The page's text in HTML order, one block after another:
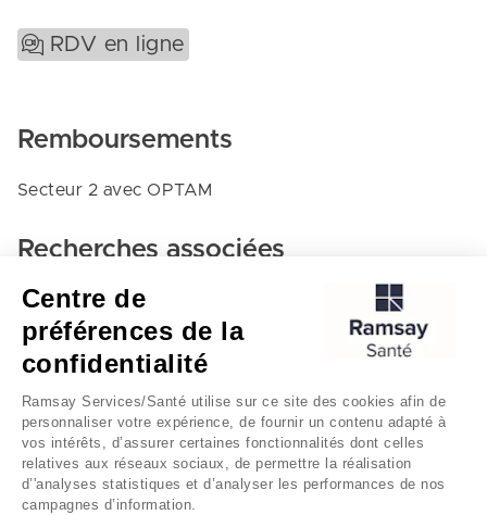
RDV en ligne
Remboursements
Secteur 2 avec OPTAM
Recherches associées
Chirurgie viscerale et digestive - Clinique du plateau
Bezons
Centre de
préférences de la
confidentialité
Ramsay Services/Santé utilise sur ce site des cookies afin de
personnaliser votre expérience, de fournir un contenu adapté à
vos intérêts, d’assurer certaines fonctionnalités dont celles
relatives aux réseaux sociaux, de permettre la réalisation
d’'analyses statistiques et d’analyser les performances de nos
campagnes d’information.